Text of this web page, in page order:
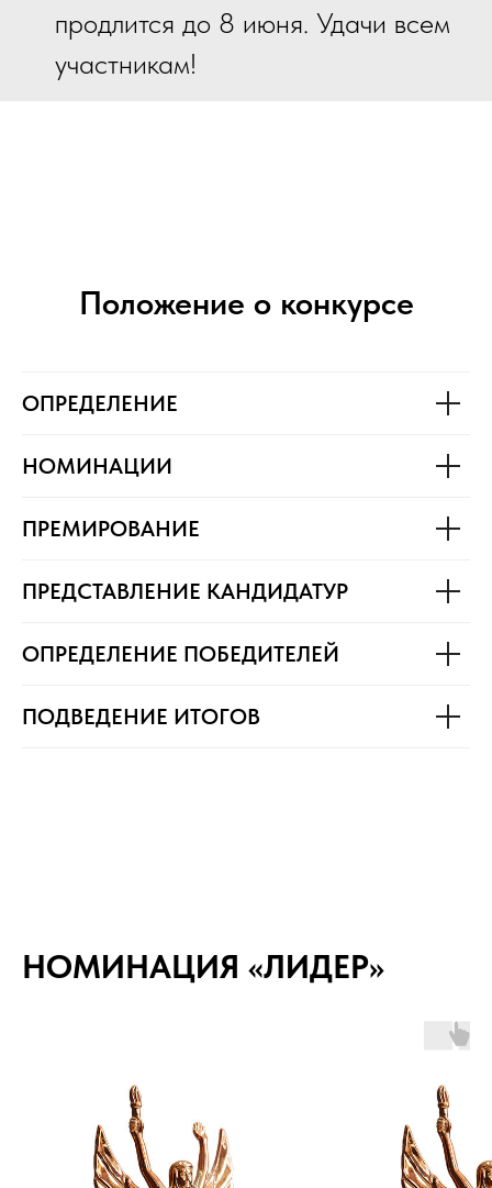
продлится до 8 июня. Удачи всем
участникам!
Положение о конкурсе
ОПРЕДЕЛЕНИЕ
НОМИНАЦИИ
ПРЕМИРОВАНИЕ
ПРЕДСТАВЛЕНИЕ КАНДИДАТУР
ОПРЕДЕЛЕНИЕ ПОБЕДИТЕЛЕЙ
ПОДВЕДЕНИЕ ИТОГОВ
НОМИНАЦИЯ «ЛИДЕР»